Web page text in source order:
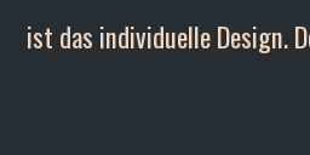
ist das individuelle Design.